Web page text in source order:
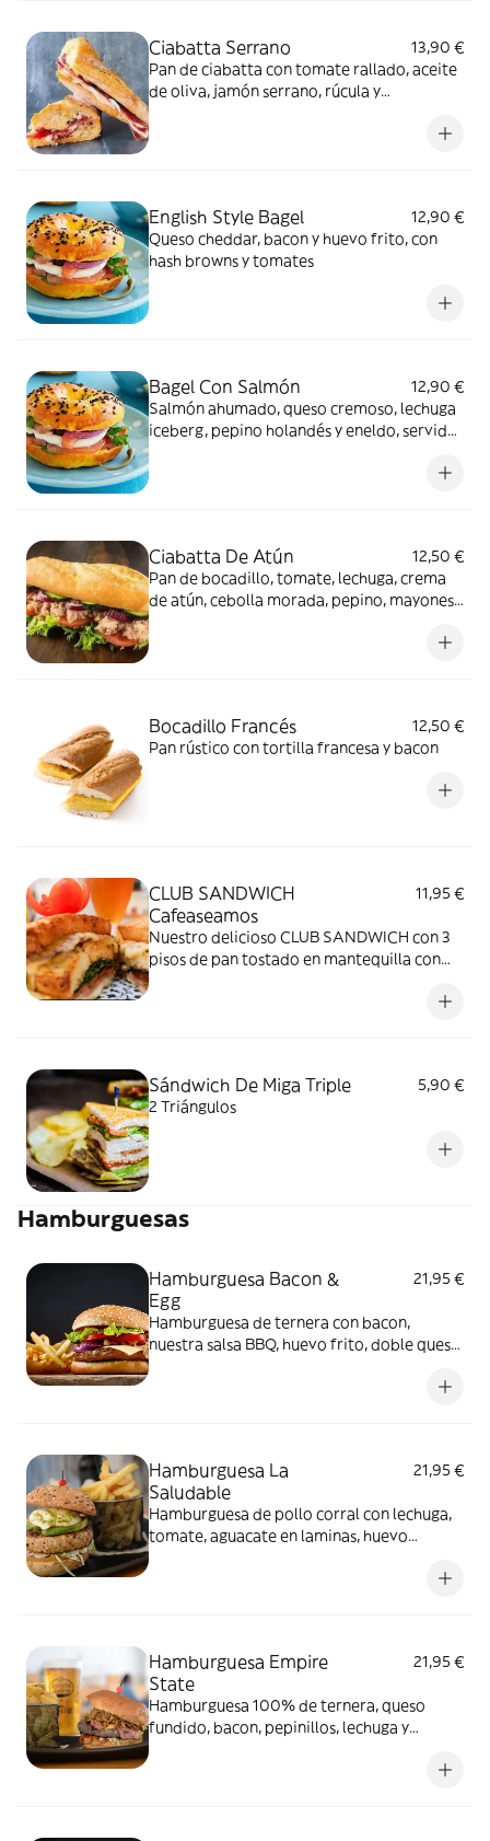
Ciabatta Serrano
13,90 €
Pan de ciabatta con tomate rallado, aceite
de oliva, jamón serrano, rúcula y
English Style Bagel
12,90 €
Queso cheddar, bacon y huevo frito, con
hash browns y tomates
Bagel Con Salmón
12,90 €
Salmón ahumado, queso cremoso, lechuga
iceberg, pepino holandés y eneldo, servido
Ciabatta De Atún
12,50 €
Pan de bocadillo, tomate, lechuga, crema
de atún, cebolla morada, pepino, mayonesa
Bocadillo Francés
12,50 €
Pan rústico con tortilla francesa y bacon
CLUB SANDWICH
Cafeaseamos
11,95 €
Nuestro delicioso CLUB SANDWICH con 3
pisos de pan tostado en mantequilla con
queso fundido, lechuga, tomate, tártara y
Sándwich De Miga Triple
5,90 €
2 Triángulos
Hamburguesas
Hamburguesa Bacon &
Egg
21,95 €
Hamburguesa de ternera con bacon,
nuestra salsa BBQ, huevo frito, doble queso
Hamburguesa La
Saludable
21,95 €
Hamburguesa de pollo corral con lechuga,
tomate, aguacate en laminas, huevo
Hamburguesa Empire
State
21,95 €
Hamburguesa 100% de ternera, queso
fundido, bacon, pepinillos, lechuga y